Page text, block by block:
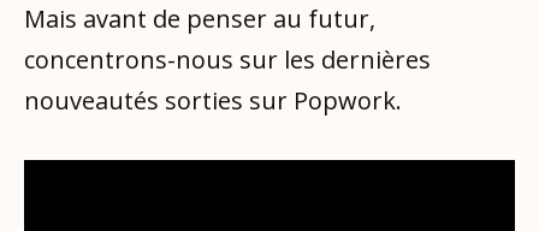
Mais avant de penser au futur,
concentrons-nous sur les dernières
nouveautés sorties sur Popwork.